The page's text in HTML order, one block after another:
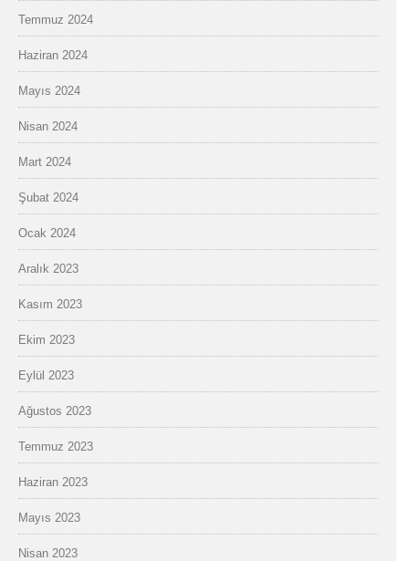
Temmuz 2024
Haziran 2024
Mayıs 2024
Nisan 2024
Mart 2024
Şubat 2024
Ocak 2024
Aralık 2023
Kasım 2023
Ekim 2023
Eylül 2023
Ağustos 2023
Temmuz 2023
Haziran 2023
Mayıs 2023
Nisan 2023